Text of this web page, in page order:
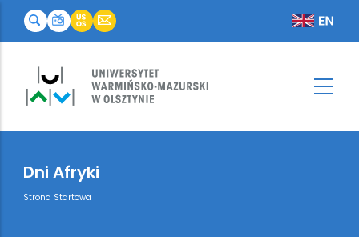
Dni Afryki
Breadcrumb
Strona Startowa